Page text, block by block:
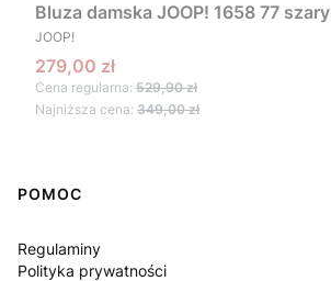
Bluza damska JOOP! 1658 77 szary
PRODUCENT
JOOP!
Cena promocyjna
279,00 zł
Cena regularna: 529,90 zł
Najniższa cena: 349,00 zł
Linki w stopce
POMOC
Regulaminy
Polityka prywatności